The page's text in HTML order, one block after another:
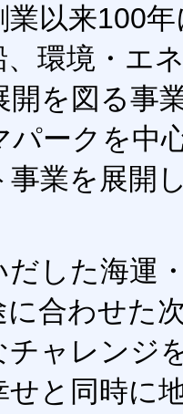
業以来100
環境・エ
開を図る事
パークを中
事業を展開
した海運
合わせた
チャレンジ
せと同時に